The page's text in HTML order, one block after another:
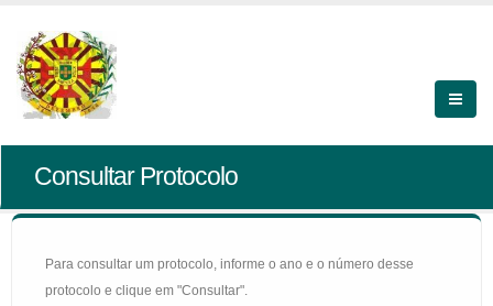
Consultar Protocolo
Para consultar um protocolo, informe o ano e o número desse
protocolo e clique em "Consultar".